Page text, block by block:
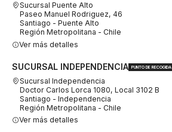
Sucursal Puente Alto
Paseo Manuel Rodriguez, 46
Santiago - Puente Alto
Región Metropolitana - Chile
Ver más detalles
SUCURSAL INDEPENDENCIA PUNTO DE RECOGIDA
Sucursal Independencia
Doctor Carlos Lorca 1080, Local 3102 B
Santiago - Independencia
Región Metropolitana - Chile
Ver más detalles